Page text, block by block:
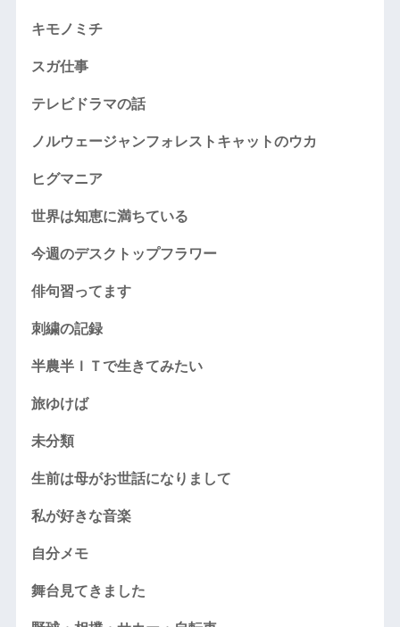
キモノミチ
スガ仕事
テレビドラマの話
ノルウェージャンフォレストキャットのウカ
ヒグマニア
世界は知恵に満ちている
今週のデスクトップフラワー
俳句習ってます
刺繍の記録
半農半ＩＴで生きてみたい
旅ゆけば
未分類
生前は母がお世話になりまして
私が好きな音楽
自分メモ
舞台見てきました